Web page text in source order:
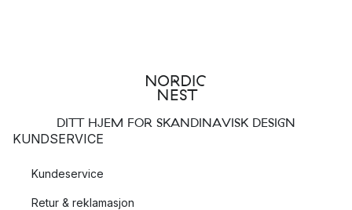
DITT HJEM FOR SKANDINAVISK DESIGN
KUNDSERVICE
Kundeservice
Retur & reklamasjon